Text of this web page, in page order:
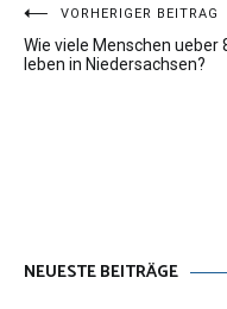
VORHERIGER BEITRAG
Wie viele Menschen ueber
leben in Niedersachsen?
NEUESTE BEITRÄGE